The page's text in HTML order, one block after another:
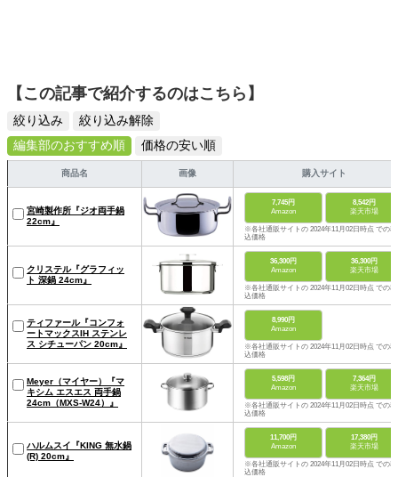
【この記事で紹介するのはこちら】
絞り込み
絞り込み解除
編集部のおすすめ順
価格の安い順
商品名 画像 購入サイト
宮崎製作所『ジオ両手鍋
22cm』
7,745円
Amazon
8,542円
楽天市場
※各社通販サイトの 2024年11月02日時点 での税
込価格
クリステル『グラフィッ
ト 深鍋 24cm』
36,300円
Amazon
36,300円
楽天市場
※各社通販サイトの 2024年11月02日時点 での税
込価格
ティファール『コンフォ
ートマックスIH ステンレ
ス シチューパン 20cm』
8,990円
Amazon
※各社通販サイトの 2024年11月02日時点 での税
込価格
Meyer（マイヤー）『マ
キシム エスエス 両手鍋
24cm（MXS-W24）』
5,598円
Amazon
7,364円
楽天市場
※各社通販サイトの 2024年11月02日時点 での税
込価格
ハルムスイ『KING 無水鍋
(R) 20cm』
11,700円
Amazon
17,380円
楽天市場
※各社通販サイトの 2024年11月02日時点 での税
込価格